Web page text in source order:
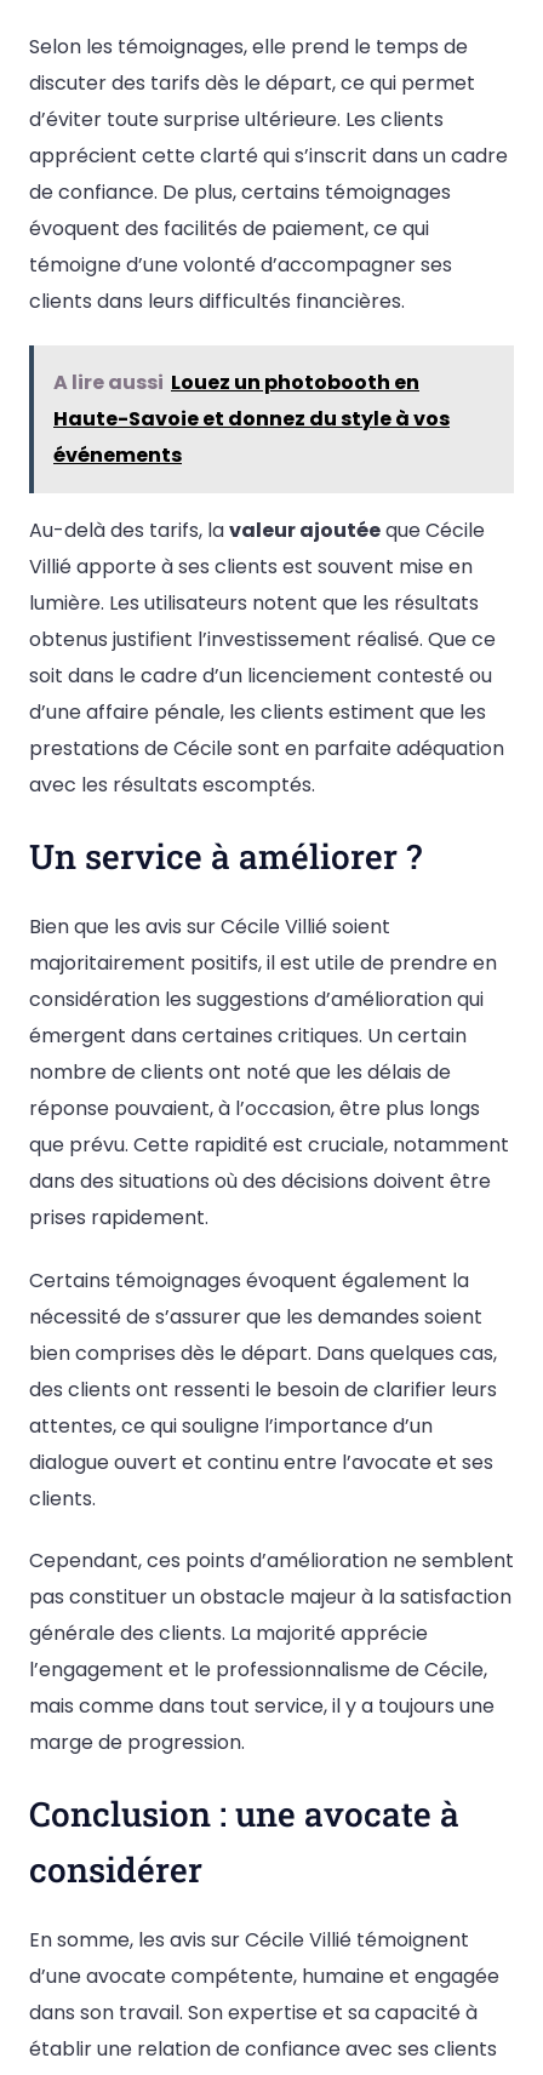
Selon les témoignages, elle prend le temps de
discuter des tarifs dès le départ, ce qui permet
d’éviter toute surprise ultérieure. Les clients
apprécient cette clarté qui s’inscrit dans un cadre
de confiance. De plus, certains témoignages
évoquent des facilités de paiement, ce qui
témoigne d’une volonté d’accompagner ses
clients dans leurs difficultés financières.
A lire aussi Louez un photobooth en
Haute-Savoie et donnez du style à vos
événements
Au-delà des tarifs, lavaleur ajoutéeque Cécile
Villié apporte à ses clients est souvent mise en
lumière. Les utilisateurs notent que les résultats
obtenus justifient l’investissement réalisé. Que ce
soit dans le cadre d’un licenciement contesté ou
d’une affaire pénale, les clients estiment que les
prestations de Cécile sont en parfaite adéquation
avec les résultats escomptés.
Un service à améliorer ?
Bien que les avis sur Cécile Villié soient
majoritairement positifs, il est utile de prendre en
considération les suggestions d’amélioration qui
émergent dans certaines critiques. Un certain
nombre de clients ont noté que les délais de
réponse pouvaient, à l’occasion, être plus longs
que prévu. Cette rapidité est cruciale, notamment
dans des situations où des décisions doivent être
prises rapidement.
Certains témoignages évoquent également la
nécessité de s’assurer que les demandes soient
bien comprises dès le départ. Dans quelques cas,
des clients ont ressenti le besoin de clarifier leurs
attentes, ce qui souligne l’importance d’un
dialogue ouvert et continu entre l’avocate et ses
clients.
Cependant, ces points d’amélioration ne semblent
pas constituer un obstacle majeur à la satisfaction
générale des clients. La majorité apprécie
l’engagement et le professionnalisme de Cécile,
mais comme dans tout service, il y a toujours une
marge de progression.
Conclusion : une avocate à
considérer
En somme, les avis sur Cécile Villié témoignent
d’une avocate compétente, humaine et engagée
dans son travail. Son expertise et sa capacité à
établir une relation de confiance avec ses clients